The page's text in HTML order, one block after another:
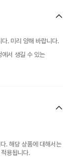
. 미리 양해 바랍니다.
에서 생길 수 있는
. 해당 상품에 대해서는
용됩니다.